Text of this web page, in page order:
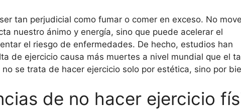
tan perjudicial como fumar o comer en exceso. No
nuestro ánimo y energía, sino que puede acelerar el
el riesgo de enfermedades. De hecho, estudios han
de ejercicio causa más muertes a nivel mundial que el
se trata de hacer ejercicio solo por estética, sino por
de no hacer ejercicio